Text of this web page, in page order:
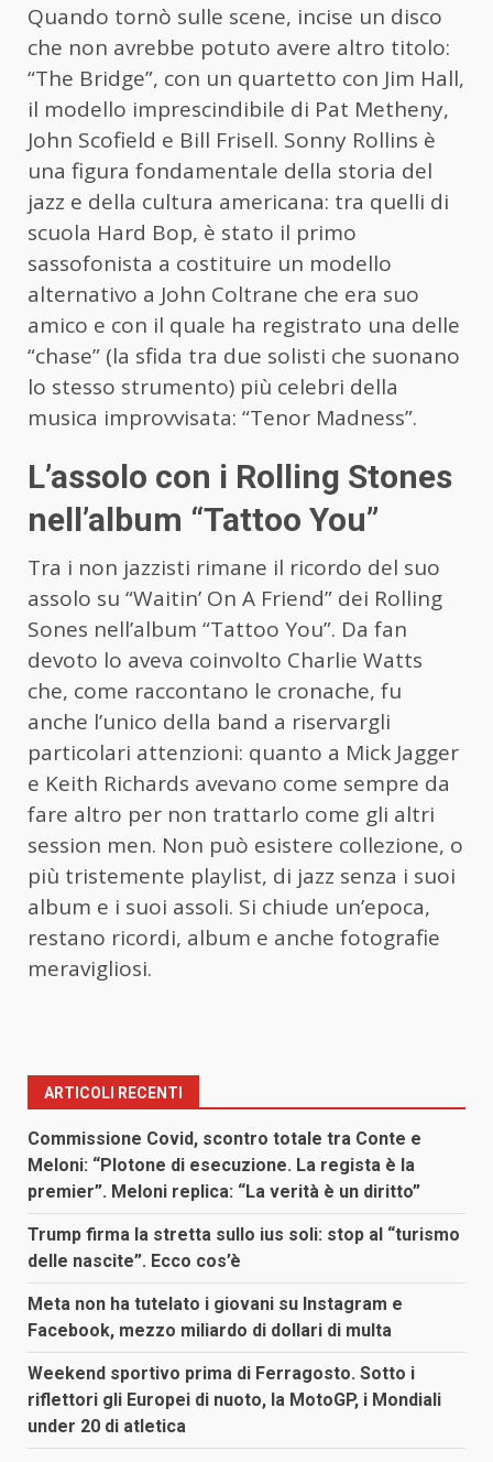
Quando tornò sulle scene, incise un disco
che non avrebbe potuto avere altro titolo:
“The Bridge”, con un quartetto con Jim Hall,
il modello imprescindibile di Pat Metheny,
John Scofield e Bill Frisell. Sonny Rollins è
una figura fondamentale della storia del
jazz e della cultura americana: tra quelli di
scuola Hard Bop, è stato il primo
sassofonista a costituire un modello
alternativo a John Coltrane che era suo
amico e con il quale ha registrato una delle
“chase” (la sfida tra due solisti che suonano
lo stesso strumento) più celebri della
musica improvvisata: “Tenor Madness”.
L’assolo con i Rolling Stones
nell’album “Tattoo You”
Tra i non jazzisti rimane il ricordo del suo
assolo su “Waitin’ On A Friend” dei Rolling
Sones nell’album “Tattoo You”. Da fan
devoto lo aveva coinvolto Charlie Watts
che, come raccontano le cronache, fu
anche l’unico della band a riservargli
particolari attenzioni: quanto a Mick Jagger
e Keith Richards avevano come sempre da
fare altro per non trattarlo come gli altri
session men. Non può esistere collezione, o
più tristemente playlist, di jazz senza i suoi
album e i suoi assoli. Si chiude un’epoca,
restano ricordi, album e anche fotografie
meravigliosi.
ARTICOLI RECENTI
Commissione Covid, scontro totale tra Conte e
Meloni: “Plotone di esecuzione. La regista è la
premier”. Meloni replica: “La verità è un diritto”
Trump firma la stretta sullo ius soli: stop al “turismo
delle nascite”. Ecco cos’è
Meta non ha tutelato i giovani su Instagram e
Facebook, mezzo miliardo di dollari di multa
Weekend sportivo prima di Ferragosto. Sotto i
riflettori gli Europei di nuoto, la MotoGP, i Mondiali
under 20 di atletica